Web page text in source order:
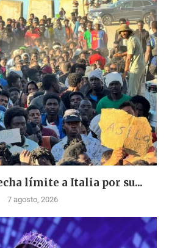
límite a Italia por su...
7 agosto, 2026